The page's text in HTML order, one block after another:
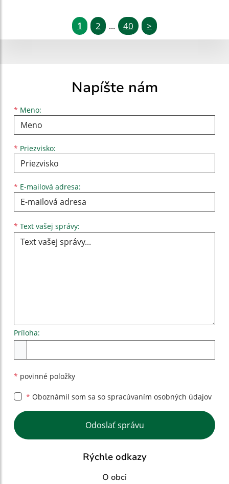
1 2 ... 40 >
Napíšte nám
* Meno:
Meno
* Priezvisko:
Priezvisko
* E-mailová adresa:
E-mailová adresa
* Text vašej správy:
Príloha:
* povinné položky
* Oboznámil som sa so spracúvaním osobných údajov
Google reCaptcha Response
Odoslať správu
Rýchle odkazy
O obci